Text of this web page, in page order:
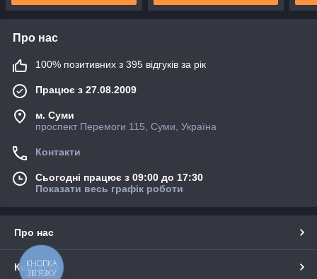
Про нас
100% позитивних з 395 відгуків за рік
Працює з 27.08.2009
м. Суми
проспект Перемоги 115, Суми, Україна
Контакти
Сьогодні працює з 09:00 до 17:30
Показати весь графік роботи
Про нас
Контакти
КНОПКА
ЗВ'ЯЗКУ